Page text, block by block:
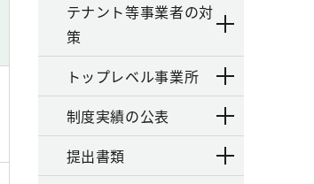
テナント等事業者の対
策
トップレベル事業所
制度実績の公表
提出書類